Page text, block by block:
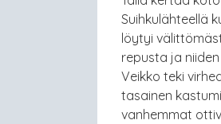
Suihkulähteellä
löytyi
repusta ja
Veikko teki
tasainen
vanhemmat